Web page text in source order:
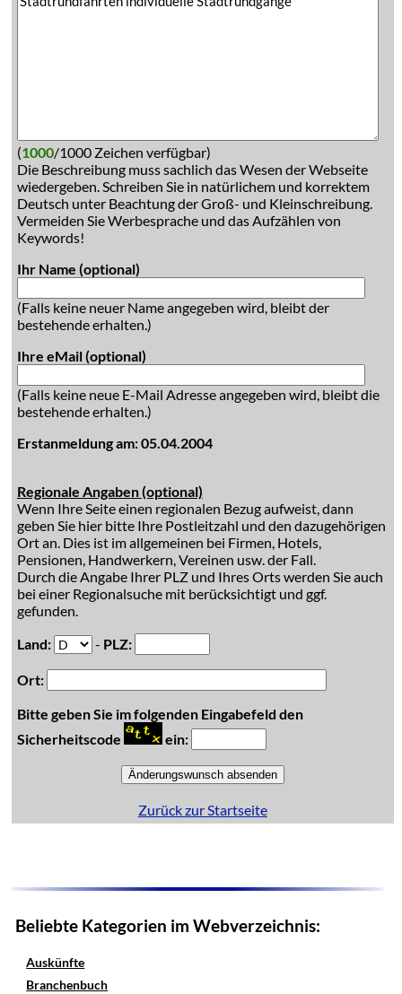
(1000/1000 Zeichen verfügbar)
Die Beschreibung muss sachlich das Wesen der Webseite
wiedergeben. Schreiben Sie in natürlichem und korrektem
Deutsch unter Beachtung der Groß- und Kleinschreibung.
Vermeiden Sie Werbesprache und das Aufzählen von
Keywords!
Ihr Name (optional)
(Falls keine neuer Name angegeben wird, bleibt der
bestehende erhalten.)
Ihre eMail (optional)
(Falls keine neue E-Mail Adresse angegeben wird, bleibt die
bestehende erhalten.)
Erstanmeldung am: 05.04.2004
Regionale Angaben (optional)
Wenn Ihre Seite einen regionalen Bezug aufweist, dann
geben Sie hier bitte Ihre Postleitzahl und den dazugehörigen
Ort an. Dies ist im allgemeinen bei Firmen, Hotels,
Pensionen, Handwerkern, Vereinen usw. der Fall.
Durch die Angabe Ihrer PLZ und Ihres Orts werden Sie auch
bei einer Regionalsuche mit berücksichtigt und ggf.
gefunden.
Land:
- PLZ:
Ort:
Bitte geben Sie im folgenden Eingabefeld den
Sicherheitscode
ein:
Zurück zur Startseite
Beliebte Kategorien im Webverzeichnis:
Auskünfte
Branchenbuch